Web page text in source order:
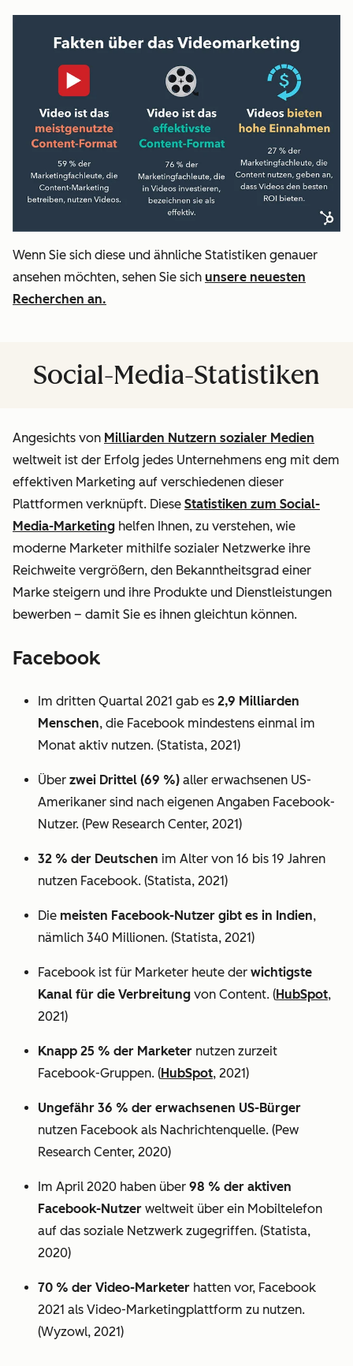
Wenn Sie sich diese und ähnliche Statistiken genauer
ansehen möchten, sehen Sie sich unsere neuesten
Recherchen an.
Social-Media-Statistiken
Angesichts von Milliarden Nutzern sozialer Medien
weltweit ist der Erfolg jedes Unternehmens eng mit dem
effektiven Marketing auf verschiedenen dieser
Plattformen verknüpft. Diese Statistiken zum Social-
Media-Marketing helfen Ihnen, zu verstehen, wie
moderne Marketer mithilfe sozialer Netzwerke ihre
Reichweite vergrößern, den Bekanntheitsgrad einer
Marke steigern und ihre Produkte und Dienstleistungen
bewerben – damit Sie es ihnen gleichtun können.
Facebook
Im dritten Quartal 2021 gab es 2,9 Milliarden
Menschen, die Facebook mindestens einmal im
Monat aktiv nutzen. (Statista, 2021)
Über zwei Drittel (69 %) aller erwachsenen US-
Amerikaner sind nach eigenen Angaben Facebook-
Nutzer. (Pew Research Center, 2021)
32 % der Deutschen im Alter von 16 bis 19 Jahren
nutzen Facebook. (Statista, 2021)
Die meisten Facebook-Nutzer gibt es in Indien,
nämlich 340 Millionen. (Statista, 2021)
Facebook ist für Marketer heute der wichtigste
Kanal für die Verbreitung von Content. (HubSpot,
2021)
Knapp 25 % der Marketer nutzen zurzeit
Facebook-Gruppen. (HubSpot, 2021)
Ungefähr 36 % der erwachsenen US-Bürger
nutzen Facebook als Nachrichtenquelle. (Pew
Research Center, 2020)
Im April 2020 haben über 98 % der aktiven
Facebook-Nutzer weltweit über ein Mobiltelefon
auf das soziale Netzwerk zugegriffen. (Statista,
2020)
70 % der Video-Marketer hatten vor, Facebook
2021 als Video-Marketingplattform zu nutzen.
(Wyzowl, 2021)